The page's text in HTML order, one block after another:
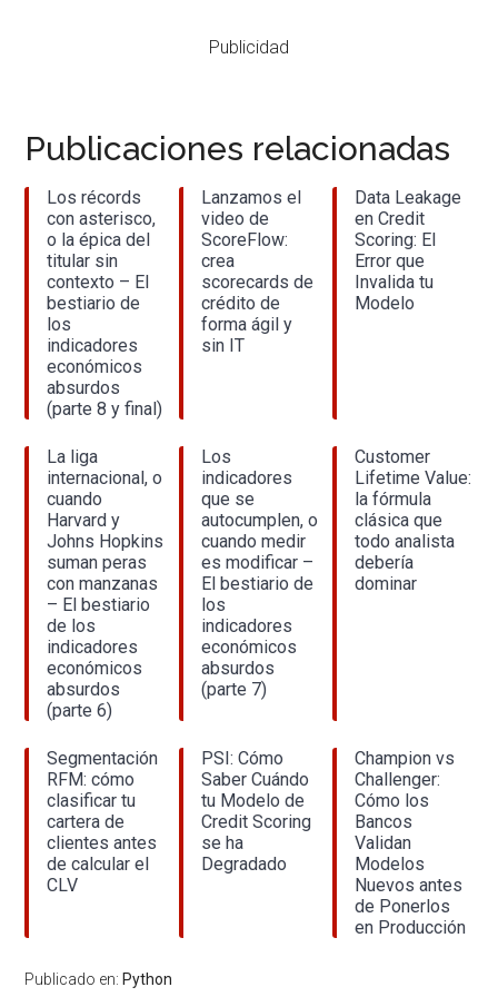
Publicidad
Publicaciones relacionadas
Los récords
con asterisco,
o la épica del
titular sin
contexto – El
bestiario de
los
indicadores
económicos
absurdos
(parte 8 y final)
Lanzamos el
video de
ScoreFlow:
crea
scorecards de
crédito de
forma ágil y
sin IT
Data Leakage
en Credit
Scoring: El
Error que
Invalida tu
Modelo
La liga
internacional, o
cuando
Harvard y
Johns Hopkins
suman peras
con manzanas
– El bestiario
de los
indicadores
económicos
absurdos
(parte 6)
Los
indicadores
que se
autocumplen, o
cuando medir
es modificar –
El bestiario de
los
indicadores
económicos
absurdos
(parte 7)
Customer
Lifetime Value:
la fórmula
clásica que
todo analista
debería
dominar
Segmentación
RFM: cómo
clasificar tu
cartera de
clientes antes
de calcular el
CLV
PSI: Cómo
Saber Cuándo
tu Modelo de
Credit Scoring
se ha
Degradado
Champion vs
Challenger:
Cómo los
Bancos
Validan
Modelos
Nuevos antes
de Ponerlos
en Producción
Publicado en: Python